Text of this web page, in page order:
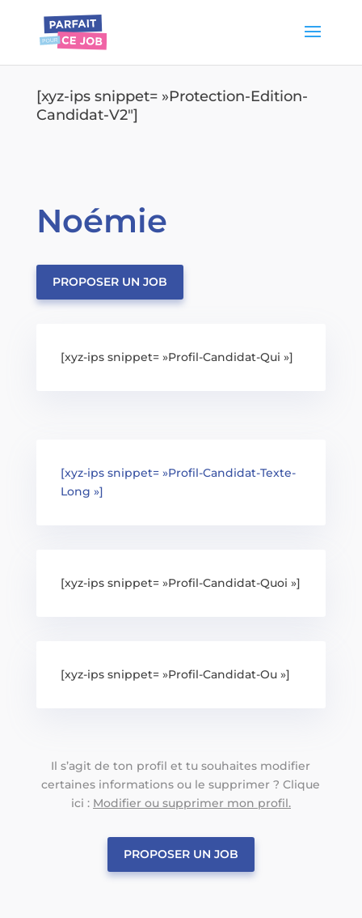
[xyz-ips snippet= »Protection-Edition-
Candidat-V2″]
Noémie
PROPOSER UN JOB
[xyz-ips snippet= »Profil-Candidat-Qui »]
[xyz-ips snippet= »Profil-Candidat-Texte-
Long »]
[xyz-ips snippet= »Profil-Candidat-Quoi »]
[xyz-ips snippet= »Profil-Candidat-Ou »]
Il s’agit de ton profil et tu souhaites modifier
certaines informations ou le supprimer ? Clique
ici : Modifier ou supprimer mon profil.
PROPOSER UN JOB